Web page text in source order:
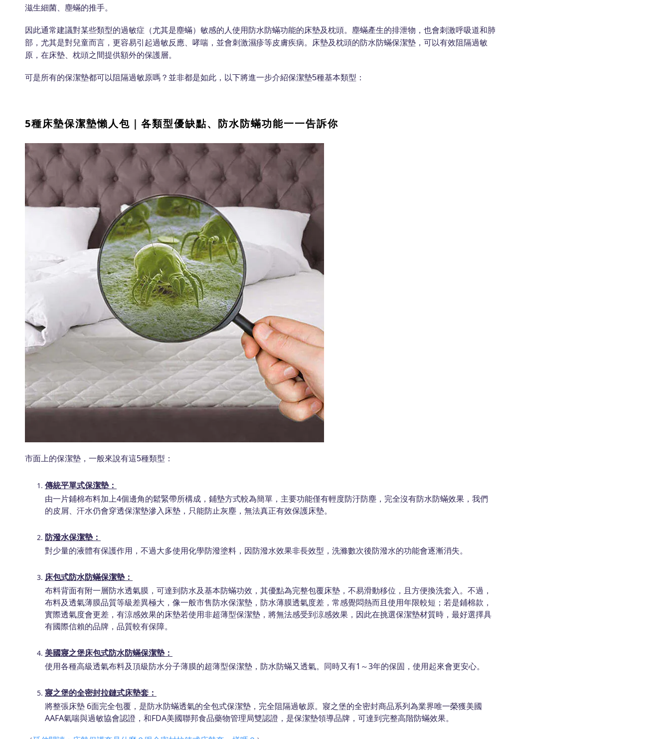
滋生細菌、塵蟎的推手。
因此通常建議對某些類型的過敏症（尤其是塵蟎）敏感的人使用防水防蟎功能的床墊及枕頭。塵蟎產生的排泄物，也會刺激呼吸道和肺
部，尤其是對兒童而言，更容易引起過敏反應、哮喘，並會刺激濕疹等皮膚疾病。床墊及枕頭的防水防蟎保潔墊，可以有效阻隔過敏
原，在床墊、枕頭之間提供額外的保護層。
可是所有的保潔墊都可以阻隔過敏原嗎？並非都是如此，以下將進一步介紹保潔墊5種基本類型：
5種床墊保潔墊懶人包｜各類型優缺點、防水防蟎功能一一告訴你
市面上的保潔墊，一般來說有這5種類型：
傳統平單式保潔墊：
​由一片鋪棉布料加上4個邊角的鬆緊帶所構成，鋪墊方式較為簡單，主要功能僅有輕度防汙防塵，完全沒有防水防蟎效果，我們
的皮屑、汗水仍會穿透保潔墊滲入床墊，只能防止灰塵，無法真正有效保護床墊。
防潑水保潔墊：
對少量的液體有保護作用，不過大多使用化學防潑塗料，因防潑水效果非長效型，洗滌數次後防潑水的功能會逐漸消失。
床包式防水防蟎保潔墊：
布料背面有附一層防水透氣膜，可達到防水及基本防蟎功效，其優點為完整包覆床墊，不易滑動移位，且方便換洗套入。不過，
布料及透氣薄膜品質等級差異極大，像一般市售防水保潔墊，防水薄膜透氣度差，常感覺悶熱而且使用年限較短；若是鋪棉款，
實際透氣度會更差，有涼感效果的床墊若使用非超薄型保潔墊，將無法感受到涼感效果，因此在挑選保潔墊材質時，最好選擇具
有國際信賴的品牌，品質較有保障。
美國寢之堡床包式防水防蟎保潔墊：
使用各種高級透氣布料及頂級防水分子薄膜的超薄型保潔墊，防水防蟎又透氣。同時又有1～3年的保固，使用起來會更安心。
寢之堡的全密封拉鏈式床墊套：
將整張床墊 6面完全包覆，是防水防蟎透氣的全包式保潔墊，完全阻隔過敏原。寢之堡的全密封商品系列為業界唯一榮獲美國
AAFA氣喘與過敏協會認證，和FDA美國聯邦食品藥物管理局雙認證，是保潔墊領導品牌，可達到完整高階防蟎效果。